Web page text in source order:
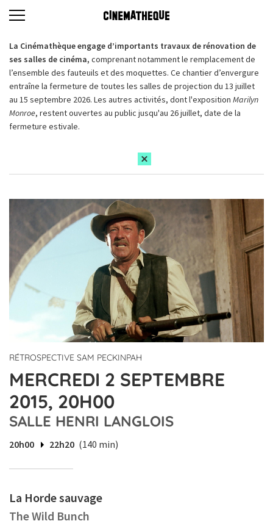
La Cinémathèque engage d’importants travaux de rénovation de
ses salles de cinéma, comprenant notamment le remplacement de
l’ensemble des fauteuils et des moquettes. Ce chantier d’envergure
entraîne la fermeture de toutes les salles de projection du 13 juillet
au 15 septembre 2026. Les autres activités, dont l'exposition Marilyn
Monroe, restent ouvertes au public jusqu'au 26 juillet, date de la
fermeture estivale.
RÉTROSPECTIVE SAM PECKINPAH
MERCREDI 2 SEPTEMBRE
2015, 20H00
SALLE HENRI LANGLOIS
20h00 22h20 (140 min)
La Horde sauvage
The Wild Bunch